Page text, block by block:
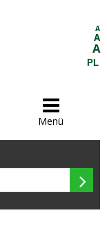
A
A
A
PL

Menü
